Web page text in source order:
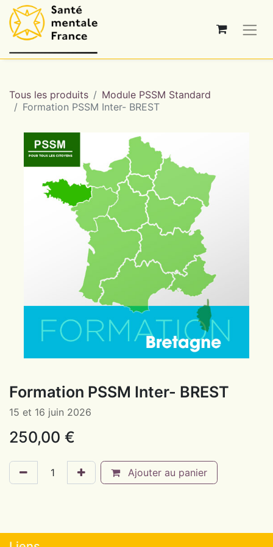
Tous les produits
Module PSSM Standard
Formation PSSM Inter- BREST
Formation PSSM Inter- BREST
15 et 16 juin 2026
250,00 €
Ajouter au panier